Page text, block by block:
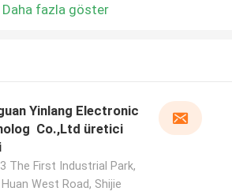
Daha fazla göster
Yinlang Electronic
Co.,Ltd üretici
The First Industrial Park,
West Road, Shijie